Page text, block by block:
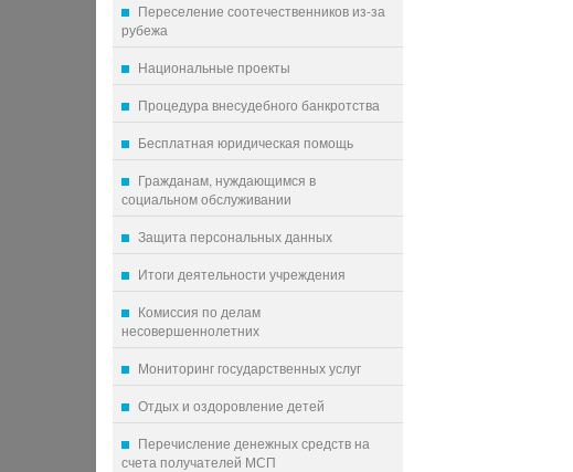
Переселение соотечественников из-за
рубежа
Национальные проекты
Процедура внесудебного банкротства
Бесплатная юридическая помощь
Гражданам, нуждающимся в
социальном обслуживании
Защита персональных данных
Итоги деятельности учреждения
Комиссия по делам
несовершеннолетних
Мониторинг государственных услуг
Отдых и оздоровление детей
Перечисление денежных средств на
счета получателей МСП